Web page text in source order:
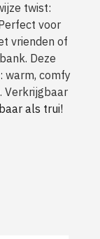
twist:
voor
vrienden of
Deze
warm, comfy
Verkrijgbaar
als trui!